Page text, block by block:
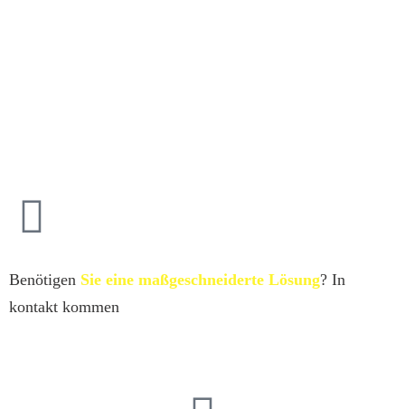
Benötigen Sie eine maßgeschneiderte Lösung? In
kontakt kommen